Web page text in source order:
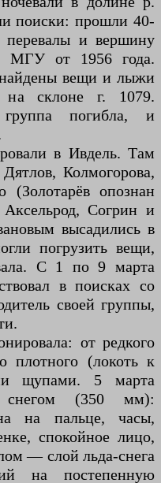
поиски: прошли 40-
и вершину
МГУ от 1956 года.
вещи и лыжи
склоне г. 1079.
погибла, и
в Ивдель. Там
Колмогорова,
(Золотарёв опознан
Согрин и
высадились в
погрузить вещи,
С 1 по 9 марта
в поисках со
своей группы,
от редкого
плотного (локоть к
щупами. 5 марта
(350 мм):
на пальце, часы,
спокойное лицо,
— слой льда-снега
на постепенную